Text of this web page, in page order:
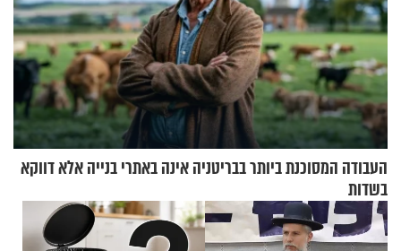
העבודה המסוכנת ביותר בבריטניה אינה באתרי בנייה אלא דווקא
בשדות